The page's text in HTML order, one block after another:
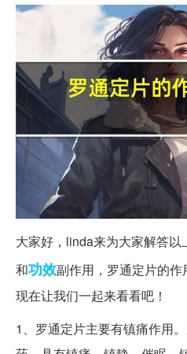
大家好，linda来为大家解答
和功效副作用，罗通定片的作
现在让我们一起来看看吧！
1、罗通定片主要有镇痛作用